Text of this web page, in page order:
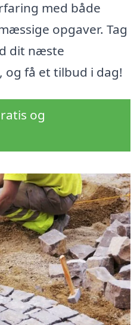
med både
opgaver. Tag
dit næste
få et tilbud i dag!
og